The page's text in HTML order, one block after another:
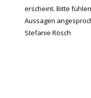
erscheint. Bitte
Aussagen
Stefanie Rösch